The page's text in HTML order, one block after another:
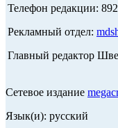
Телефон редакции:
Рекламный отдел:
Главный редактор
Сетевое издание
Язык(и): русский